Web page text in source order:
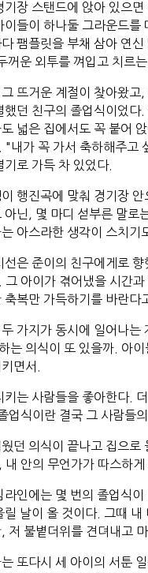
기장 스탠드에 앉아 있으
이들이 하나둘 그라운드
팸플릿을 부채 삼아 연
꺼운 외투를 껴입고 치르
뜨거운 계절이 찾아왔
했던 친구의 졸업식이었
넓은 집에서도 꼭 붙어
"내가 꼭 가서 축하해주고
기로 가득 차 있었다.
행진곡에 맞춰 경기장
아닌, 몇 마디 섣부른 말
아스라한 생각이 스치기
선은 준이의 친구에게로
그 아이가 겪어냈을 시간
축복만 가득하기를 바란
가지가 동시에 일어나
는 의식이 또 있을까. 아
면서.
키는 사람들을 좋아한다.
업식이란 결국 그 사람들
던 의식이 끝나고 집으
내 안의 무언가가 따스하
라인에는 몇 번의 졸업식
릴 날이 올 것이다. 그때
저 불볕더위를 견뎌내고
또다시 세 아이의 서툰